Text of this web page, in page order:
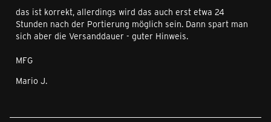
das ist korrekt, allerdings wird das auch erst etwa 24
Stunden nach der Portierung möglich sein. Dann spart man
sich aber die Versanddauer - guter Hinweis.
MFG
Mario J.